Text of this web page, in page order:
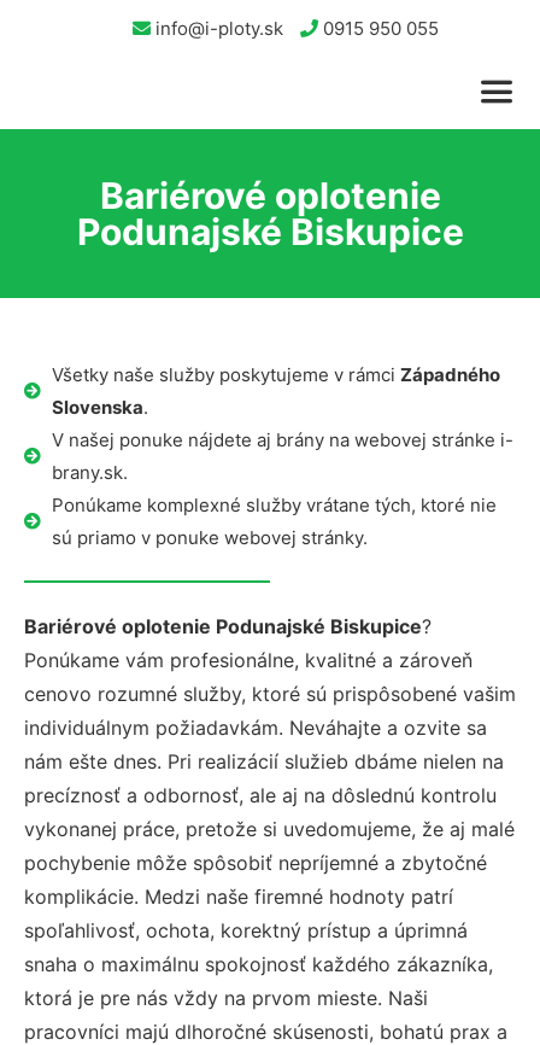
info@i-ploty.sk 0915 950 055
Bariérové oplotenie
Podunajské Biskupice
Všetky naše služby poskytujeme v rámci Západného
Slovenska.
V našej ponuke nájdete aj brány na webovej stránke i-
brany.sk.
Ponúkame komplexné služby vrátane tých, ktoré nie
sú priamo v ponuke webovej stránky.
Bariérové oplotenie Podunajské Biskupice?
Ponúkame vám profesionálne, kvalitné a zároveň
cenovo rozumné služby, ktoré sú prispôsobené vašim
individuálnym požiadavkám. Neváhajte a ozvite sa
nám ešte dnes. Pri realizácií služieb dbáme nielen na
precíznosť a odbornosť, ale aj na dôslednú kontrolu
vykonanej práce, pretože si uvedomujeme, že aj malé
pochybenie môže spôsobiť nepríjemné a zbytočné
komplikácie. Medzi naše firemné hodnoty patrí
spoľahlivosť, ochota, korektný prístup a úprimná
snaha o maximálnu spokojnosť každého zákazníka,
ktorá je pre nás vždy na prvom mieste. Naši
pracovníci majú dlhoročné skúsenosti, bohatú prax a